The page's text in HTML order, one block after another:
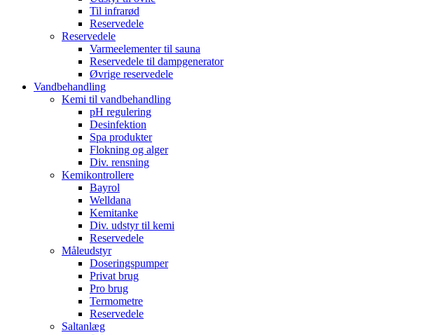
Til infrarød
Reservedele
Reservedele
Varmeelementer til sauna
Reservedele til dampgenerator
Øvrige reservedele
Vandbehandling
Kemi til vandbehandling
pH regulering
Desinfektion
Spa produkter
Flokning og alger
Div. rensning
Kemikontrollere
Bayrol
Welldana
Kemitanke
Div. udstyr til kemi
Reservedele
Måleudstyr
Doseringspumper
Privat brug
Pro brug
Termometre
Reservedele
Saltanlæg